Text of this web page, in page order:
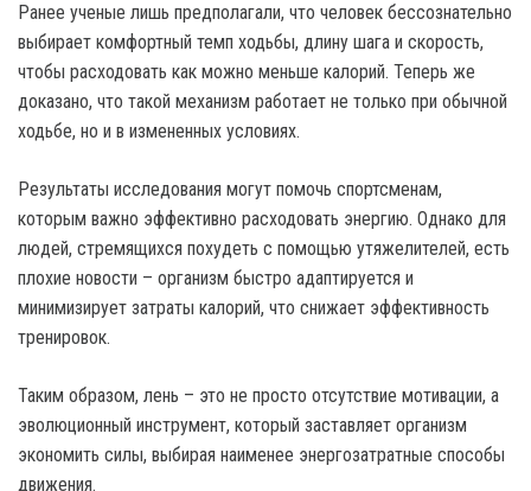
Ранее ученые лишь предполагали, что человек бессознательно
выбирает комфортный темп ходьбы, длину шага и скорость,
чтобы расходовать как можно меньше калорий. Теперь же
доказано, что такой механизм работает не только при обычной
ходьбе, но и в измененных условиях.
Результаты исследования могут помочь спортсменам,
которым важно эффективно расходовать энергию. Однако для
людей, стремящихся похудеть с помощью утяжелителей, есть
плохие новости – организм быстро адаптируется и
минимизирует затраты калорий, что снижает эффективность
тренировок.
Таким образом, лень – это не просто отсутствие мотивации, а
эволюционный инструмент, который заставляет организм
экономить силы, выбирая наименее энергозатратные способы
движения.